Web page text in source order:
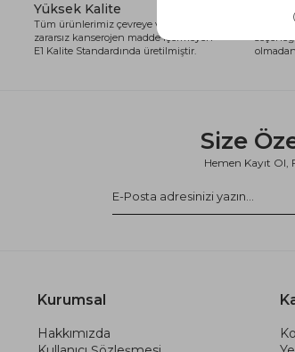
Yüksek Kalite
Tüm ürünlerimiz çevreye ve sağlığa
zararsız kanserojen madde içermeyen
E1 Kalite Standardında üretilmiştir.
Size
Hemen Kayıt Ol,
Kurumsal
Hakkımızda